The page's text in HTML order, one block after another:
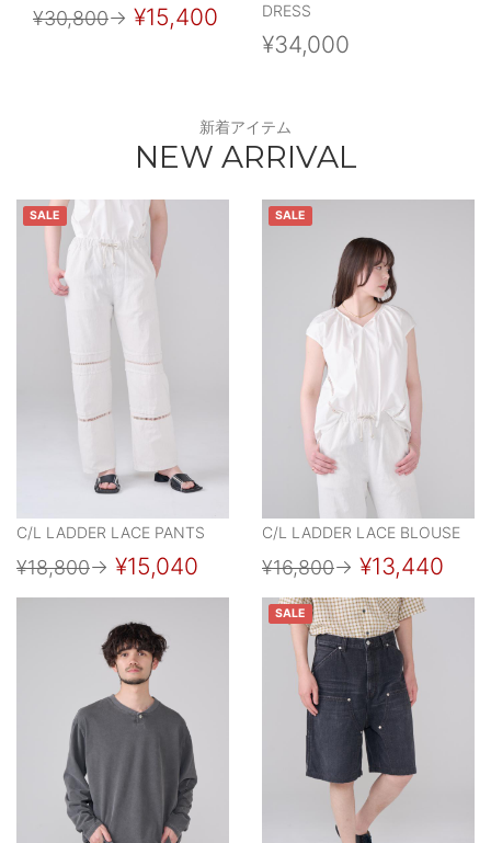
¥30,800→ ¥15,400
DRESS
¥34,000
新着アイテム
NEW ARRIVAL
SALE
C/L LADDER LACE PANTS
¥18,800→ ¥15,040
SALE
C/L LADDER LACE BLOUSE
¥16,800→ ¥13,440
SALE